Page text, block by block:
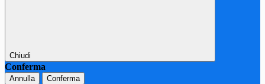
Chiudi
Conferma
Annulla Conferma